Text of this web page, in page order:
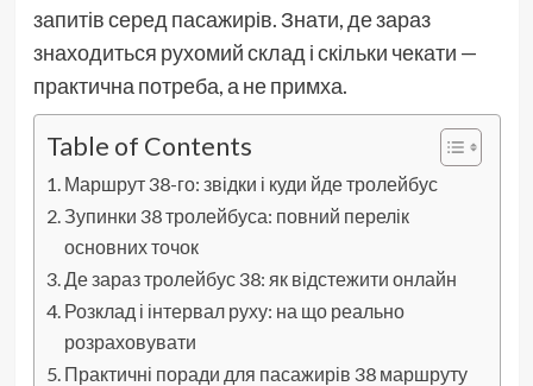
запитів серед пасажирів. Знати, де зараз
знаходиться рухомий склад і скільки чекати —
практична потреба, а не примха.
Table of Contents
Маршрут 38-го: звідки і куди йде тролейбус
Зупинки 38 тролейбуса: повний перелік
основних точок
Де зараз тролейбус 38: як відстежити онлайн
Розклад і інтервал руху: на що реально
розраховувати
Практичні поради для пасажирів 38 маршруту